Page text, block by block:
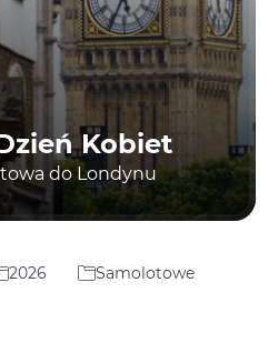
Kobiet
do Londynu
2026
Samolotowe